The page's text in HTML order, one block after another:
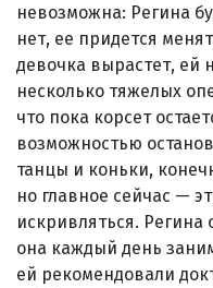
невозможна: Регина
нет, ее придется
девочка вырастет, ей
несколько тяжелых
что пока корсет
возможностью
танцы и коньки,
но главное сейчас —
искривляться. Регина
она каждый день
ей рекомендовали